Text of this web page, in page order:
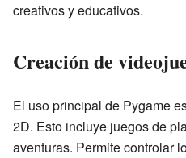
creativos y educativos.
Creación de
El uso principal de Pygame
2D. Esto incluye juegos de
aventuras. Permite controlar